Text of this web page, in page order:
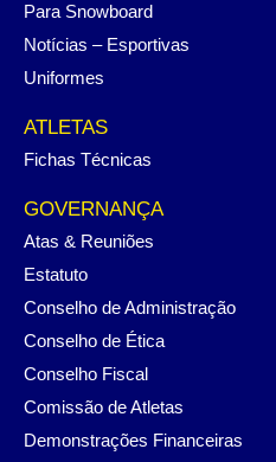
Para Snowboard
Notícias – Esportivas
Uniformes
ATLETAS
Fichas Técnicas
GOVERNANÇA
Atas & Reuniões
Estatuto
Conselho de Administração
Conselho de Ética
Conselho Fiscal
Comissão de Atletas
Demonstrações Financeiras